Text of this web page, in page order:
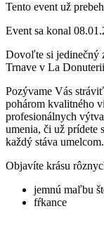
Tento event už
Event sa konal
Dovoľte si jedinečný
Trnave v La
Pozývame Vás
pohárom kvalitného
profesionálnych
umenia, či už prídete
každý stáva umelcom.
Objavíte krásu
jemnú maľbu
fŕkance